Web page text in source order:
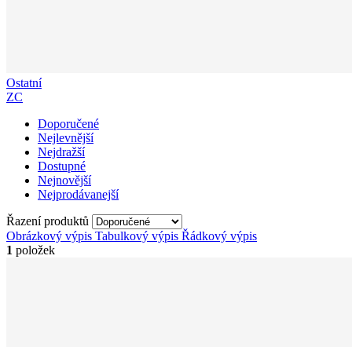
Ostatní
ZC
Doporučené
Nejlevnější
Nejdražší
Dostupné
Nejnovější
Nejprodávanejší
Řazení produktů
Obrázkový výpis Tabulkový výpis Řádkový výpis
1 položek